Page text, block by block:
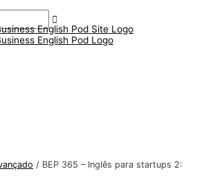
/ BEP 365 – Inglês para startups 2: